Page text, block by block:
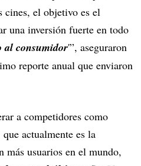
cines, el objetivo es el
una inversión fuerte en todo
al consumidor'”, aseguraron
reporte anual que enviaron
a competidores como
actualmente es la
más usuarios en el mundo,